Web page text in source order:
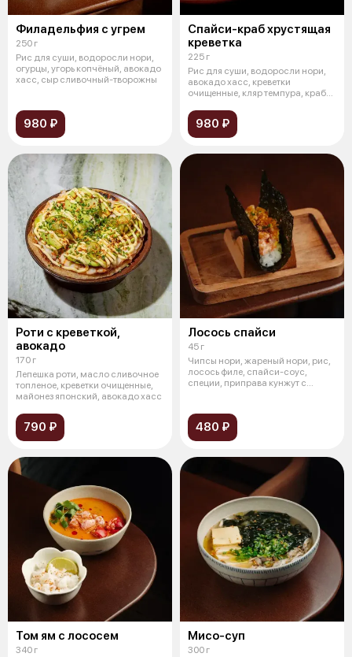
Филадельфия с угрем
250 г
Рис для суши, водоросли нори,
огурцы, угорь копчёный, авокадо
хасс, сыр сливочный-творожны
980 ₽
Спайси-краб хрустящая
креветка
225 г
Рис для суши, водоросли нори,
авокадо хасс, креветки
очищенные, кляр темпура, краб
980 ₽
Роти с креветкой,
авокадо
170 г
Лепешка роти, масло сливочное
топленое, креветки очищенные,
майонез японский, авокадо хасс
790 ₽
Лосось спайси
45 г
Чипсы нори, жареный нори, рис,
лосось филе, спайси-соус,
специи, приправа кунжут с
480 ₽
Том ям с лососем
340 г
Мисо-суп
300 г